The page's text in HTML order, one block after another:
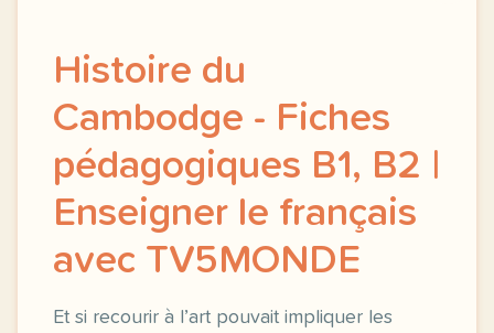
Histoire du
Cambodge - Fiches
pédagogiques B1, B2 |
Enseigner le français
avec TV5MONDE
Et si recourir à l’art pouvait impliquer les